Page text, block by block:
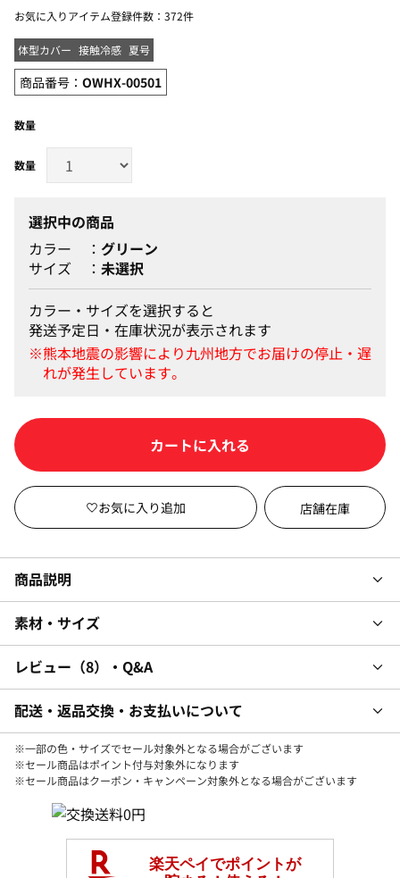
お気に入りアイテム登録件数： 372件
体型カバー 接触冷感 夏号
商品番号： OWHX-00501
数量
選択中の商品
カラー
グリーン
サイズ
未選択
カラー・サイズを選択すると
発送予定日・在庫状況が表示されます
カートに入れる
店舗在庫
商品説明
素材・サイズ
レビュー 8 ・Q&A
配送・返品交換・お支払いについて
※一部の色・サイズでセール対象外となる場合がございます
※セール商品はポイント付与対象外になります
※セール商品はクーポン・キャンペーン対象外となる場合がございます